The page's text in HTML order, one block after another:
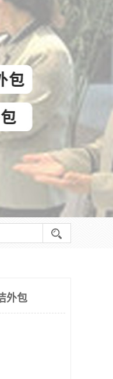
外包